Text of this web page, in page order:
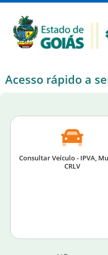
Acesso rápido a
Consultar Veículo - IPVA,
CRLV